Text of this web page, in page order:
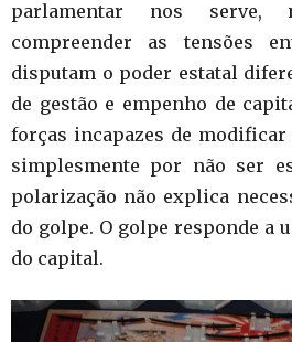
parlamentar nos serve,
compreender as tensões
disputam o poder estatal
de gestão e empenho de
forças incapazes de
simplesmente por não ser
polarização não explica
do golpe. O golpe responde a
do capital.